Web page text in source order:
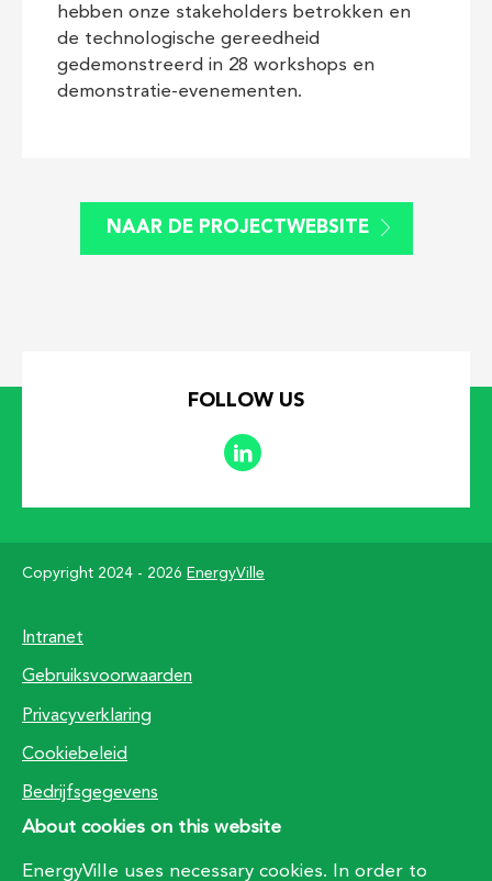
hebben onze stakeholders betrokken en
de technologische gereedheid
gedemonstreerd in 28 workshops en
demonstratie-evenementen.
NAAR DE PROJECTWEBSITE
FOLLOW US
Copyright 2024 - 2026 EnergyVille
Footer
Intranet
Gebruiksvoorwaarden
Privacyverklaring
Cookiebeleid
Bedrijfsgegevens
About cookies on this website
EnergyVille uses necessary cookies. In order to